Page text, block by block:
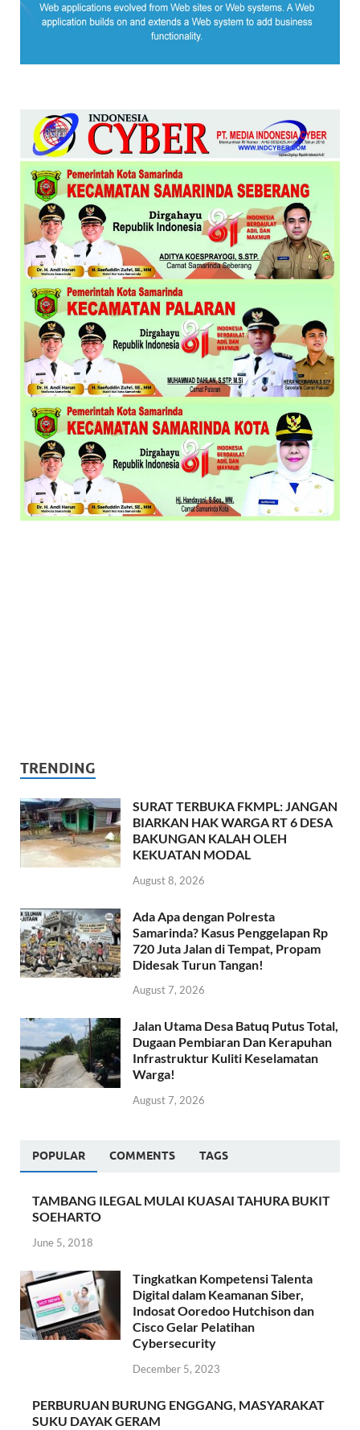
TRENDING
SURAT TERBUKA FKMPL: JANGAN
BIARKAN HAK WARGA RT 6 DESA
BAKUNGAN KALAH OLEH
KEKUATAN MODAL
August 8, 2026
Ada Apa dengan Polresta
Samarinda? Kasus Penggelapan Rp
720 Juta Jalan di Tempat, Propam
Didesak Turun Tangan!
August 7, 2026
Jalan Utama Desa Batuq Putus Total,
Dugaan Pembiaran Dan Kerapuhan
Infrastruktur Kuliti Keselamatan
Warga!
August 7, 2026
POPULAR COMMENTS TAGS
TAMBANG ILEGAL MULAI KUASAI TAHURA BUKIT
SOEHARTO
June 5, 2018
Tingkatkan Kompetensi Talenta
Digital dalam Keamanan Siber,
Indosat Ooredoo Hutchison dan
Cisco Gelar Pelatihan
Cybersecurity
December 5, 2023
PERBURUAN BURUNG ENGGANG, MASYARAKAT
SUKU DAYAK GERAM